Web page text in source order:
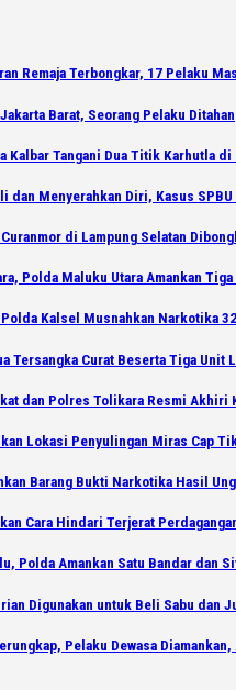
Remaja Terbongkar, 17 Pelaku
Barat, Seorang Pelaku Ditahan
Kalbar Tangani Dua Titik Karhutla di
dan Menyerahkan Diri, Kasus
di Lampung Selatan
Polda Maluku Utara Amankan
Kalsel Musnahkan Narkotika
Tersangka Curat Beserta Tiga Unit
dan Polres Tolikara Resmi Akhiri
Lokasi Penyulingan Miras Cap
Barang Bukti Narkotika Hasil
Cara Hindari Terjerat
Polda Amankan Satu Bandar dan
Digunakan untuk Beli Sabu dan
Pelaku Dewasa